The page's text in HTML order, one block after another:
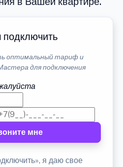
подключить
оптимальный тариф и
для подключения
мне
я даю свое